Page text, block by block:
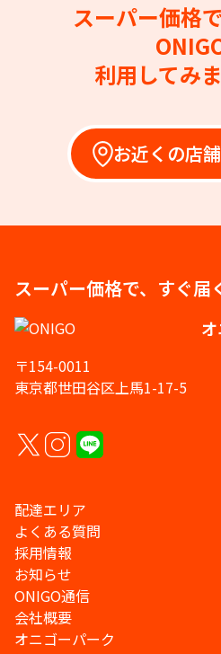
スーパー価格
利用してみ
お近くの店
スーパー価格で、すぐ届
〒154-0011
東京都世田谷区上馬1-17-5
配達エリア
よくある質問
採用情報
お知らせ
ONIGO通信
会社概要
オニゴーパーク